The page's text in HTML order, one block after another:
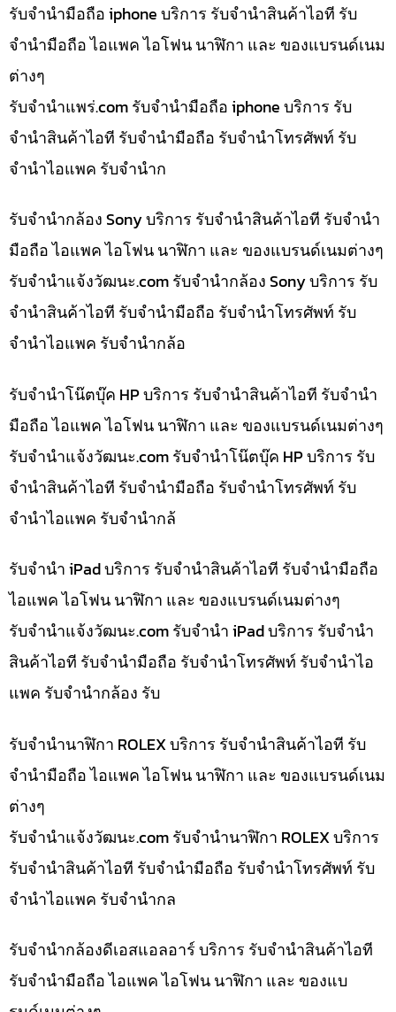
รับจำนำมือถือ iphone บริการ รับจำนำสินค้าไอที รับ
จำนำมือถือ ไอแพค ไอโฟน นาฬิกา และ ของแบรนด์เนม
ต่างๆ
รับจํานําแพร่.com รับจำนำมือถือ iphone บริการ รับ
จำนำสินค้าไอที รับจำนำมือถือ รับจำนำโทรศัพท์ รับ
จำนำไอแพค รับจำนำก
รับจำนำกล้อง Sony บริการ รับจำนำสินค้าไอที รับจำนำ
มือถือ ไอแพค ไอโฟน นาฬิกา และ ของแบรนด์เนมต่างๆ
รับจํานําแจ้งวัฒนะ.com รับจำนำกล้อง Sony บริการ รับ
จำนำสินค้าไอที รับจำนำมือถือ รับจำนำโทรศัพท์ รับ
จำนำไอแพค รับจำนำกล้อ
รับจำนำโน๊ตบุ๊ค HP บริการ รับจำนำสินค้าไอที รับจำนำ
มือถือ ไอแพค ไอโฟน นาฬิกา และ ของแบรนด์เนมต่างๆ
รับจํานําแจ้งวัฒนะ.com รับจำนำโน๊ตบุ๊ค HP บริการ รับ
จำนำสินค้าไอที รับจำนำมือถือ รับจำนำโทรศัพท์ รับ
จำนำไอแพค รับจำนำกล้
รับจำนำ iPad บริการ รับจำนำสินค้าไอที รับจำนำมือถือ
ไอแพค ไอโฟน นาฬิกา และ ของแบรนด์เนมต่างๆ
รับจํานําแจ้งวัฒนะ.com รับจำนำ iPad บริการ รับจำนำ
สินค้าไอที รับจำนำมือถือ รับจำนำโทรศัพท์ รับจำนำไอ
แพค รับจำนำกล้อง รับ
รับจำนำนาฬิกา ROLEX บริการ รับจำนำสินค้าไอที รับ
จำนำมือถือ ไอแพค ไอโฟน นาฬิกา และ ของแบรนด์เนม
ต่างๆ
รับจํานําแจ้งวัฒนะ.com รับจำนำนาฬิกา ROLEX บริการ
รับจำนำสินค้าไอที รับจำนำมือถือ รับจำนำโทรศัพท์ รับ
จำนำไอแพค รับจำนำกล
รับจำนำกล้องดีเอสแอลอาร์ บริการ รับจำนำสินค้าไอที
รับจำนำมือถือ ไอแพค ไอโฟน นาฬิกา และ ของแบ